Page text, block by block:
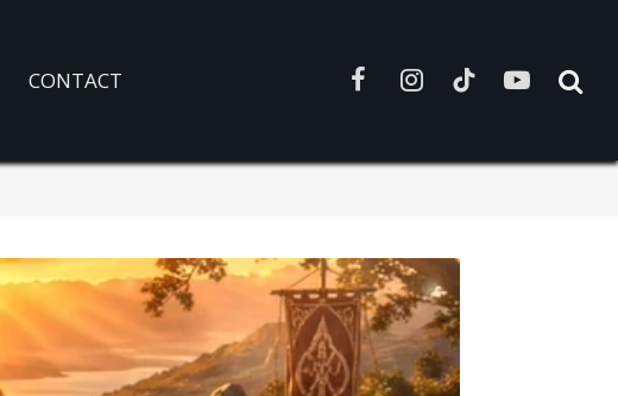
CONTACT FacebookInstagramTikTokYouTube